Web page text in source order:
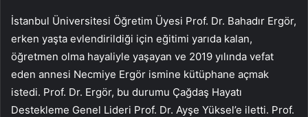
İstanbul Üniversitesi Öğretim Üyesi Prof. Dr. Bahadır Ergör,
erken yaşta evlendirildiği için eğitimi yarıda kalan,
öğretmen olma hayaliyle yaşayan ve 2019 yılında vefat
eden annesi Necmiye Ergör ismine kütüphane açmak
istedi. Prof. Dr. Ergör, bu durumu Çağdaş Hayatı
Destekleme Genel Lideri Prof. Dr. Ayşe Yüksel’e iletti. Prof.